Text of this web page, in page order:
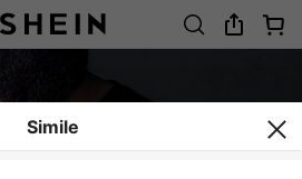
Simile